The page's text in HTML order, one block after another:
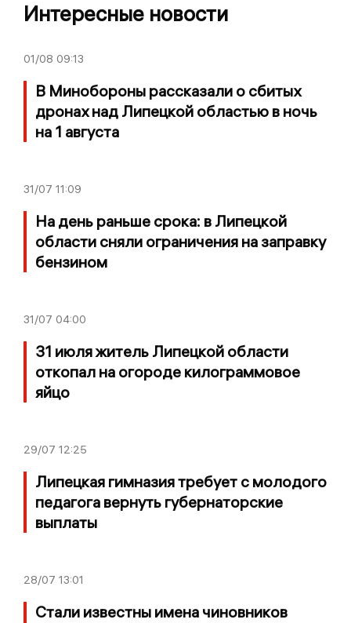
Интересные новости
01/08 09:13
В Минобороны рассказали о сбитых
дронах над Липецкой областью в ночь
на 1 августа
31/07 11:09
На день раньше срока: в Липецкой
области сняли ограничения на заправку
бензином
31/07 04:00
31 июля житель Липецкой области
откопал на огороде килограммовое
яйцо
29/07 12:25
Липецкая гимназия требует с молодого
педагога вернуть губернаторские
выплаты
28/07 13:01
Стали известны имена чиновников